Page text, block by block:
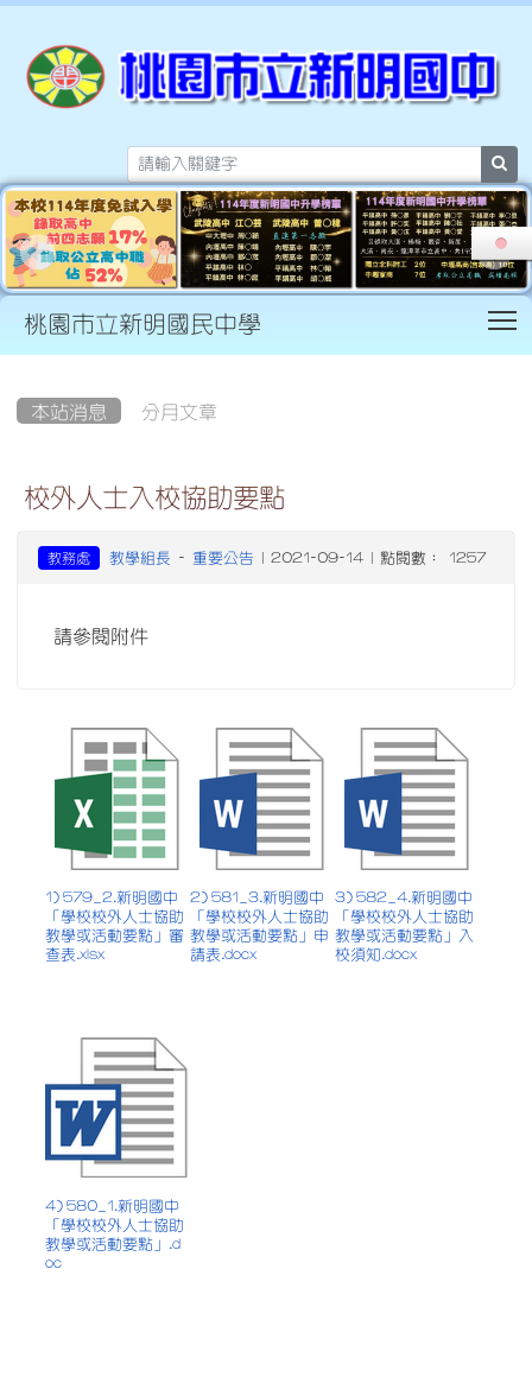
桃園市立新明國民中學
本站消息 分月文章
校外人士入校協助要點
教務處 教學組長 - 重要公告 | 2021-09-14 | 點閱數： 1257
請參閱附件
1) 579_2.新明國中
「學校校外人士協助
教學或活動要點」審
查表.xlsx
2) 581_3.新明國中
「學校校外人士協助
教學或活動要點」申
請表.docx
3) 582_4.新明國中
「學校校外人士協助
教學或活動要點」入
校須知.docx
4) 580_1.新明國中
「學校校外人士協助
教學或活動要點」.d
oc